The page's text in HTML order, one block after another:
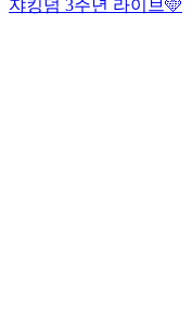
쟈킹덤 3주년 라이브🩵